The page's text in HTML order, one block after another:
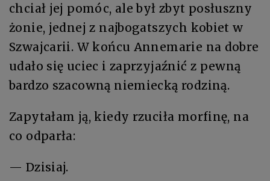
chciał jej pomóc, ale był zbyt posłuszny
żonie, jednej z najbogatszych kobiet w
Szwajcarii. W końcu Annemarie na dobre
udało się uciec i zaprzyjaźnić z pewną
bardzo szacowną niemiecką rodziną.
Zapytałam ją, kiedy rzuciła morfinę, na
co odparła:
— Dzisiaj.